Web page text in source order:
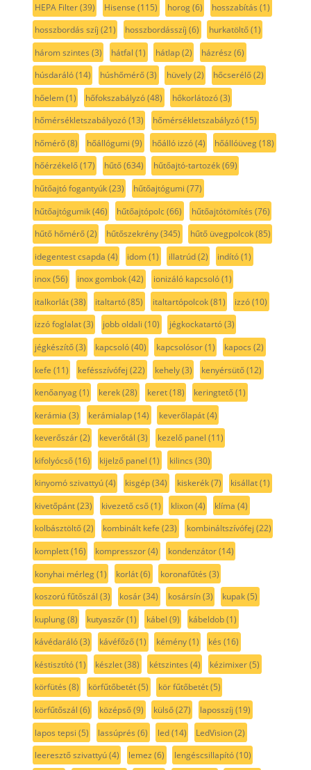
HEPA Filter(39) Hisense (115) horog(6) hosszabítás (1)
hosszbordás szíj (21) hosszbordásszíj (6) hurkatöltő(1)
három szintes (3) hátfal (1) hátlap(2) házrész (6)
húsdaráló(14) húshőmérő(3) hüvely(2) hőcserélő(2)
hőelem(1) hőfokszabályzó(48) hőkorlátozó(3)
hőmérsékletszabályozó(13) hőmérsékletszabályzó(15)
hőmérő(8) hőállógumi (9) hőálló izzó(4) hőállóüveg(18)
hőérzékelő(17) hűtő(634) hűtőajtó-tartozék(69)
hűtőajtó fogantyúk(23) hűtőajtógumi (77)
hűtőajtógumik(46) hűtőajtópolc(66) hűtőajtótömítés (76)
hűtő hőmérő(2) hűtőszekrény(345) hűtő üvegpolcok(85)
idegentest csapda (4) idom(1) illatrúd(2) indító(1)
inox(56) inox gombok(42) ionizáló kapcsoló(1)
italkorlát(38) italtartó(85) italtartópolcok(81) izzó(10)
izzó foglalat(3) jobb oldali (10) jégkockatartó(3)
jégkészítő(3) kapcsoló(40) kapcsolósor(1) kapocs (2)
kefe (11) kefésszívófej (22) kehely(3) kenyérsütő(12)
kenőanyag(1) kerek(28) keret(18) keringtető(1)
kerámia (3) kerámialap(14) keverőlapát(4)
keverőszár(2) keverőtál (3) kezelő panel (11)
kifolyócső(16) kijelző panel (1) kilincs (30)
kinyomó szivattyú(4) kisgép(34) kiskerék(7) kisállat(1)
kivetőpánt(23) kivezető cső(1) klixon(4) klíma (4)
kolbásztöltő(2) kombinált kefe (23) kombináltszívófej (22)
komplett(16) kompresszor(4) kondenzátor(14)
konyhai mérleg(1) korlát(6) koronafűtés (3)
koszorú fűtőszál (3) kosár(34) kosársín(3) kupak(5)
kuplung(8) kutyaszőr(1) kábel (9) kábeldob(1)
kávédaráló(3) kávéfőző(1) kémény(1) kés (16)
késtisztító(1) készlet(38) kétszintes (4) kézimixer(5)
körfütés (8) körfűtőbetét(5) kör fűtőbetét(5)
körfűtőszál (6) középső(9) külső(27) laposszíj (19)
lapos tepsi (5) lassúprés (6) led(14) LedVision(2)
leeresztő szivattyú(4) lemez (6) lengéscsillapító(10)